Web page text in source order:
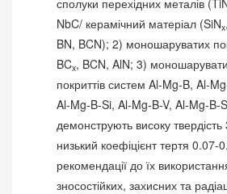
NbC/ керамічний матеріал (SiNx
BN, BCN); 2) моношаруватих
BCx, BCN, AlN; 3)
покриттів систем Al-Mg-B, Al-
Al-Mg-B-Si, Al-Mg-B-V, Al-Mg-B-
демонструють високу
низький коефіцієнт тертя 0.07-
рекомендації до їх
зносостійких, захисних та